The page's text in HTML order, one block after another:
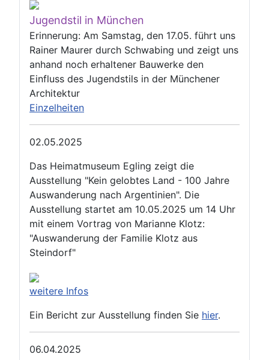
Jugendstil in München
Erinnerung: Am Samstag, den 17.05. führt uns
Rainer Maurer durch Schwabing und zeigt uns
anhand noch erhaltener Bauwerke den
Einfluss des Jugendstils in der Münchener
Architektur
Einzelheiten
02.05.2025
Das Heimatmuseum Egling zeigt die
Ausstellung "Kein gelobtes Land - 100 Jahre
Auswanderung nach Argentinien". Die
Ausstellung startet am 10.05.2025 um 14 Uhr
mit einem Vortrag von Marianne Klotz:
"Auswanderung der Familie Klotz aus
Steindorf"
weitere Infos
Ein Bericht zur Ausstellung finden Sie hier.
06.04.2025